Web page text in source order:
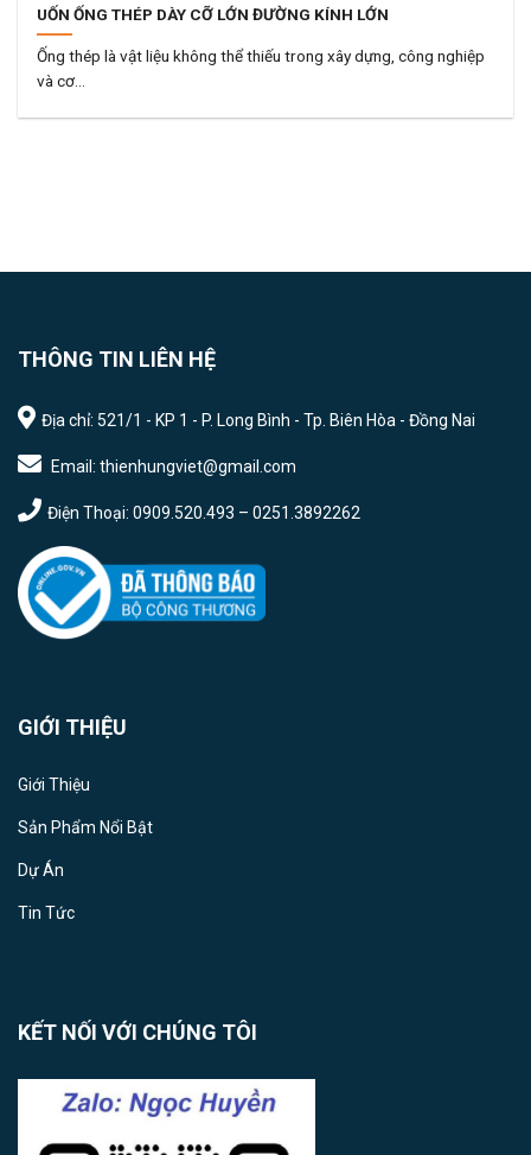
UỐN ỐNG THÉP DÀY CỠ LỚN ĐƯỜNG KÍNH LỚN
Ống thép là vật liệu không thể thiếu trong xây dựng, công nghiệp
và cơ...
THÔNG TIN LIÊN HỆ
Địa chỉ: 521/1 - KP 1 - P. Long Bình - Tp. Biên Hòa - Đồng Nai
Email: thienhungviet@gmail.com
Điện Thoại: 0909.520.493 – 0251.3892262
GIỚI THIỆU
Giới Thiệu
Sản Phẩm Nổi Bật
Dự Án
Tin Tức
KẾT NỐI VỚI CHÚNG TÔI